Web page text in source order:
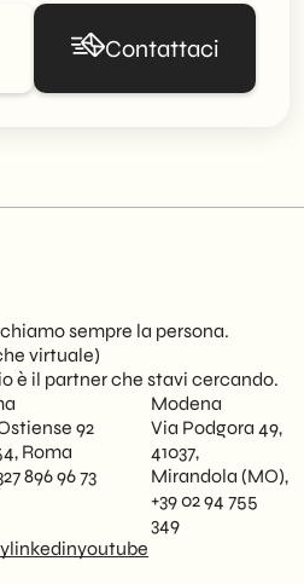
Contattaci
sempre la persona.
virtuale)
è il partner che stavi cercando.
92
Roma
896 96 73
Modena
Via Podgora 49,
41037,
Mirandola (MO),
+39 02 94 755
349
linkedinyoutube